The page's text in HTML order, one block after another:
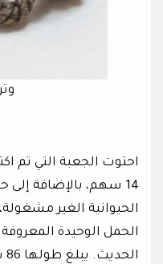
احتوت الجعبة التي تم
14 سهم، بالإضافة إلى
الحيوانية الغير
الحمل الوحيدة